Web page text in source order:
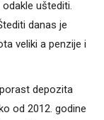
uštediti.
danas je
veliki a penzije i
depozita
od 2012. godine